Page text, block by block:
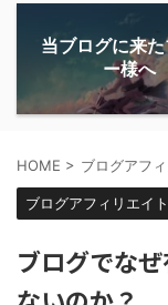
当ブログに来
ー様へ
HOME > ブログアフ
ブログアフィリエイト
ブログでな